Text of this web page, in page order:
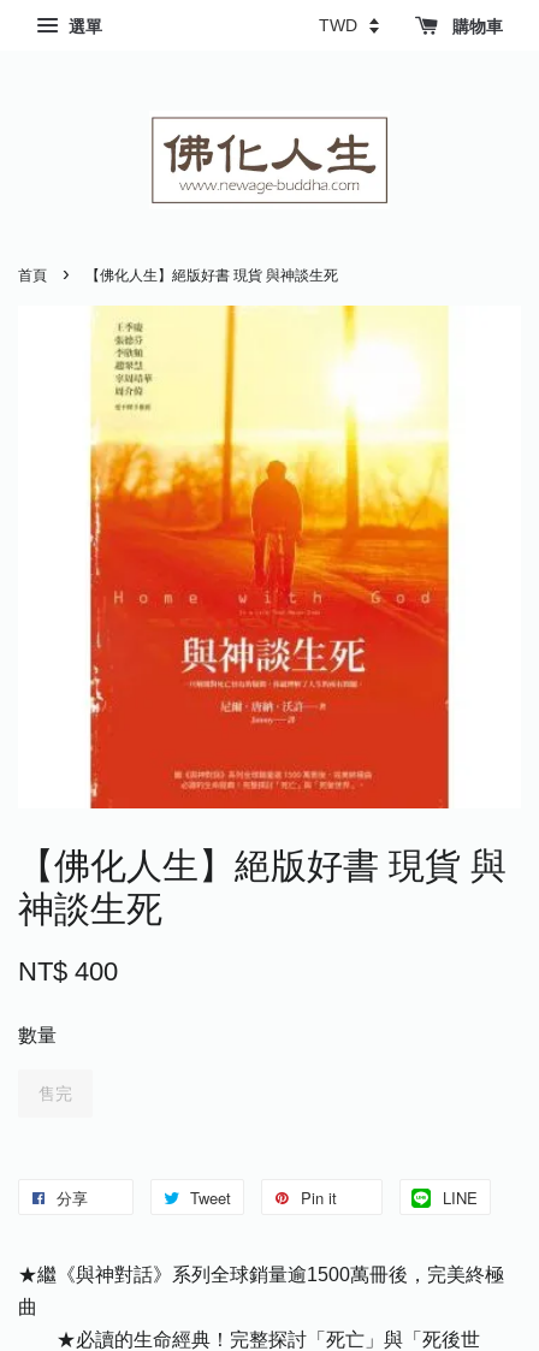
選單 購物車
首頁 › 【佛化人生】絕版好書 現貨 與神談生死
【佛化人生】絕版好書 現貨 與
神談生死
NT$ 400
數量
售完
分享 Tweet Pin it LINE
★繼《與神對話》系列全球銷量逾1500萬冊後，完美終極
曲
★必讀的生命經典！完整探討「死亡」與「死後世